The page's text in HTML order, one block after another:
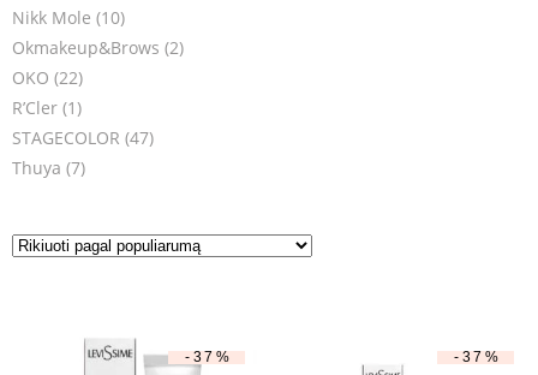
Nikk Mole (10)
Okmakeup&Brows (2)
OKO (22)
R’Cler (1)
STAGECOLOR (47)
Thuya (7)
-37% -37%